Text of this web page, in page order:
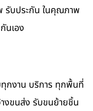
รับประกัน ในคุณภาพ
นเอง
ทุกงาน บริการ ทุกพื้นที่
งขนส่ง รับขนย้ายชิ้น